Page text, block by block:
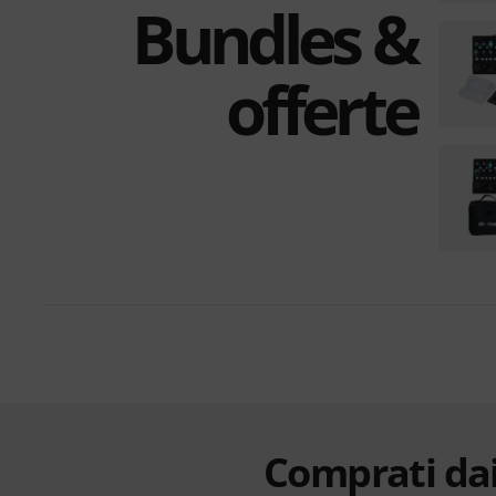
Bundles &
offerte
Comprati